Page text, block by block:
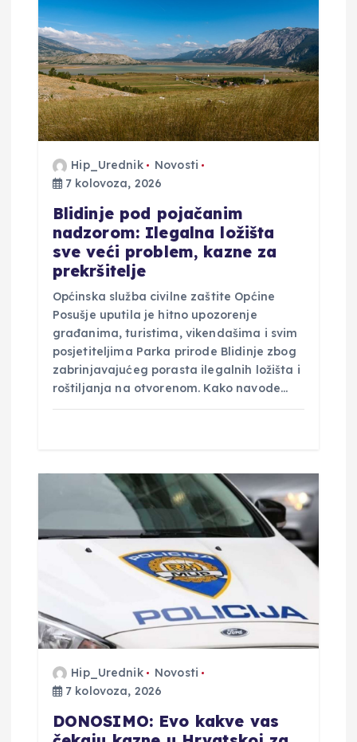
a
o
b
Hip_Urednik
Novosti
7 kolovoza, 2026
Blidinje pod pojačanim
nadzorom: Ilegalna ložišta
sve veći problem, kazne za
prekršitelje
Općinska služba civilne zaštite Općine
Posušje uputila je hitno upozorenje
građanima, turistima, vikendašima i svim
posjetiteljima Parka prirode Blidinje zbog
zabrinjavajućeg porasta ilegalnih ložišta i
roštiljanja na otvorenom. Kako navode…
Hip_Urednik
Novosti
7 kolovoza, 2026
DONOSIMO: Evo kakve vas